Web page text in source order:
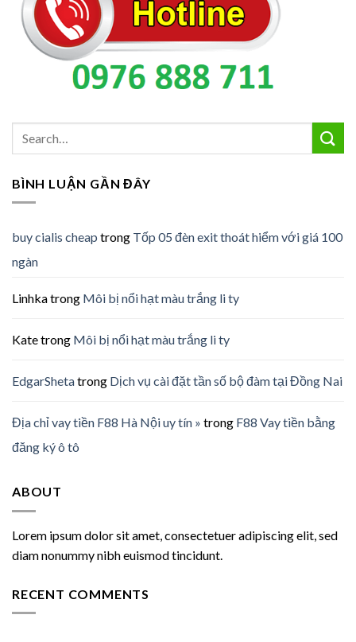
BÌNH LUẬN GẦN ĐÂY
buy cialis cheap trong Tốp 05 đèn exit thoát hiểm với giá 100
ngàn
Linhkatrong Môi bị nổi hạt màu trắng li ty
Katetrong Môi bị nổi hạt màu trắng li ty
EdgarShetatrong Dịch vụ cài đặt tần số bộ đàm tại Đồng Nai
Địa chỉ vay tiền F88 Hà Nội uy tín » trong F88 Vay tiền bằng
đăng ký ô tô
ABOUT
Lorem ipsum dolor sit amet, consectetuer adipiscing elit, sed
diam nonummy nibh euismod tincidunt.
RECENT COMMENTS